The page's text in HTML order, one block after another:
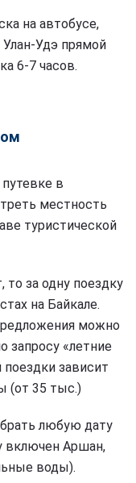
на автобусе,
Удэ прямой
6-7 часов.
в
местность
туристической
то за одну поездку
на Байкале.
можно
запросу «летние
зависит
(от 35 тыс.)
любую дату
включен Аршан,
воды).